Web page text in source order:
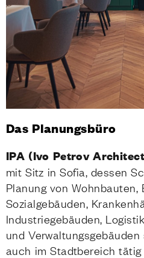
Das Planungsbüro
IPA (Ivo Petrov
mit Sitz in Sofia, dessen
Planung von Wohnbauten,
Sozialgebäuden,
Industriegebäuden,
und
auch im Stadtbereich tätig